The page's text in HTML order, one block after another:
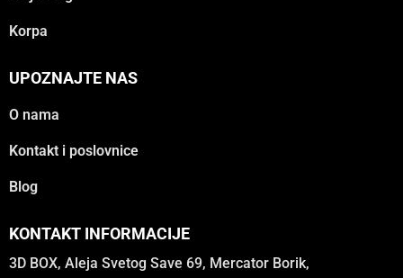
Korpa
UPOZNAJTE NAS
O nama
Kontakt i poslovnice
Blog
KONTAKT INFORMACIJE
3D BOX, Aleja Svetog Save 69, Mercator Borik,